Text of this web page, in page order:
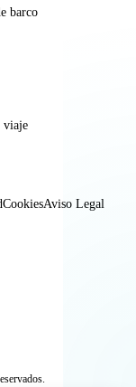
barco
viaje
CookiesAviso Legal